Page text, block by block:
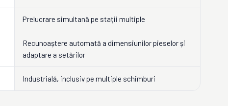
Prelucrare simultană pe stații multiple
Recunoaștere automată a dimensiunilor pieselor și
adaptare a setărilor
Industrială, inclusiv pe multiple schimburi